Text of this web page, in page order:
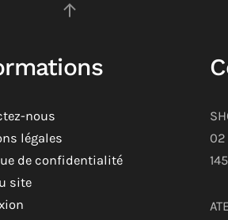
nous
légales
de confidentialité
site
02